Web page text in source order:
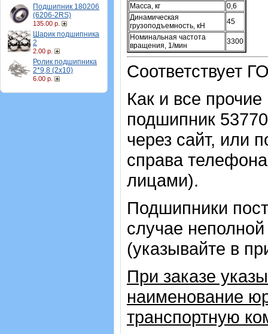
Подшипник 180206
(6206-2RS)
135.00 р.
Шарик подшипника
2
2.00 р.
Ролик подшипника
2*9,8 (2х10)
6.00 р.
Масса, кг
0,6
Динамическая
грузоподъемность, кН
45
Номинальная частота
вращения, 1/мин
3300
Соответствует
Как и все
подшипник
через сайт, или
справа
лицами).
Подшипники
случае
(указывайте в
При заказе
наименование
транспортную